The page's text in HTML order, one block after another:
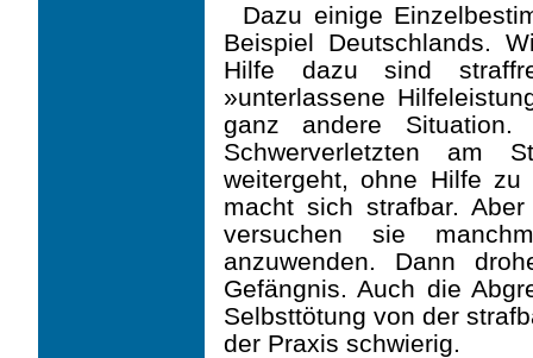
Dazu einige
Beispiel Deutschlands.
Hilfe dazu sind
»unterlassene
ganz andere Situation.
Schwerverletzten am
weitergeht, ohne Hilfe
macht sich strafbar.
versuchen sie
anzuwenden. Dann
Gefängnis. Auch die
Selbsttötung von der
der Praxis schwierig.